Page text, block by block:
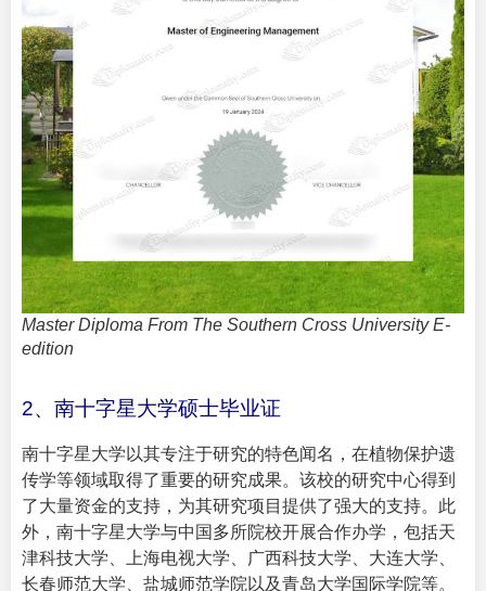
Master Diploma From The Southern Cross University E-
edition
2、南十字星大学硕士毕业证
南十字星大学以其专注于研究的特色闻名，在植物保护遗
传学等领域取得了重要的研究成果。该校的研究中心得到
了大量资金的支持，为其研究项目提供了强大的支持。此
外，南十字星大学与中国多所院校开展合作办学，包括天
津科技大学、上海电视大学、广西科技大学、大连大学、
长春师范大学、盐城师范学院以及青岛大学国际学院等。